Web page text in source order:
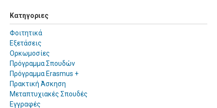
Κατηγοριες
Φοιτητικά
Εξετάσεις
Ορκωμοσίες
Πρόγραμμα Σπουδών
Πρόγραμμα Erasmus +
Πρακτική Άσκηση
Μεταπτυχιακές Σπουδές
Εγγραφές